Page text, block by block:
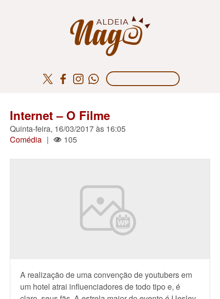
Internet – O Filme
Quinta-feira, 16/03/2017 às 16:05
Comédia | 105
A realização de uma convenção de youtubers em
um hotel atrai influenciadores de todo tipo e, é